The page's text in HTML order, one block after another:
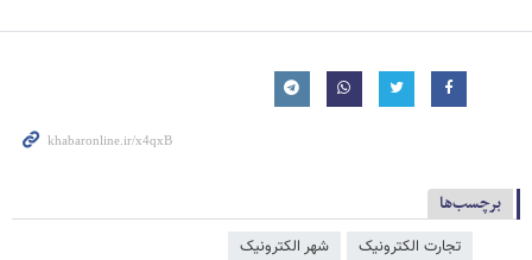
برچسب‌ها
تجارت الکترونیک شهر الکترونیک